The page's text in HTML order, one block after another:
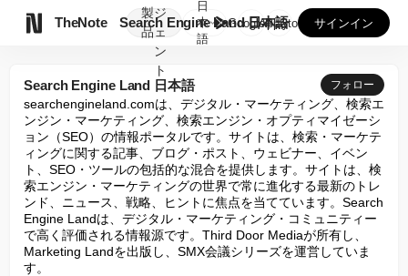
TheNote
製
品
ジ
ェ
ン
ト
Search Engine Land 日本語
日
本
語
GooglePlay
AppStore サインイン
Search Engine Land 日本語 フォロー
searchengineland.comは、デジタル・マーケティング、検索エ
ンジン・マーケティング、検索エンジン・オプティマイゼーシ
ョン（SEO）の情報ポータルです。サイトは、検索・マーケテ
ィングに関する記事、ブログ・ポスト、ウェビナー、イベン
ト、SEO・ツールの包括的な混合を提供します。サイトは、検
索エンジン・マーケティングの世界で常に進化する最新のトレ
ンド、ニュース、戦略、ヒントに焦点を当てています。Search
Engine Landは、デジタル・マーケティング・コミュニティー
で高く評価される情報源です。Third Door Mediaが所有し、
Marketing Landを出版し、SMX会議シリーズを運営していま
す。